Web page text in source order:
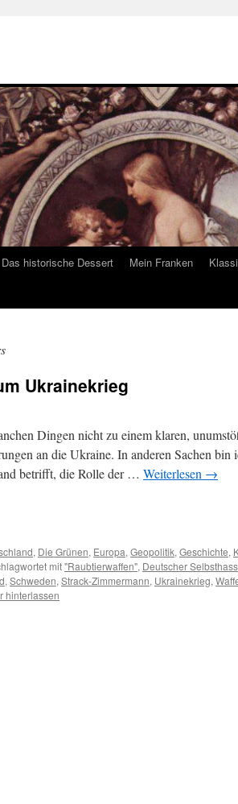
Das historische Dessert Mein Franken
Ukrainekrieg
Dingen nicht zu einem klaren,
an die Ukraine. In anderen Sachen bin
betrifft, die Rolle der … Weiterlesen →
, Die Grünen, Europa,Geopolitik,Geschichte,
mit"Raubtierwaffen", Deutscher Selbsthass
,Schweden,Strack-Zimmermann, Ukrainekrieg,
hinterlassen